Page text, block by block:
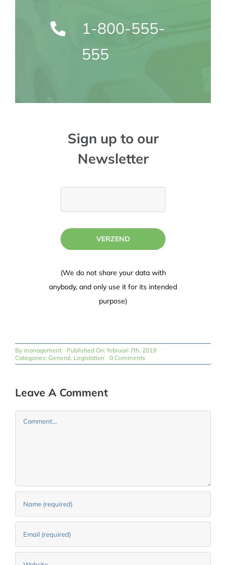
1-800-555-
555
Sign up to our
Newsletter
VERZEND
(We do not share your data with
anybody, and only use it for its intended
purpose)
By management
Published On: februari 7th, 2019
Categories: General, Legislation 0 Commentson
Driver
Leave A Comment
Comment